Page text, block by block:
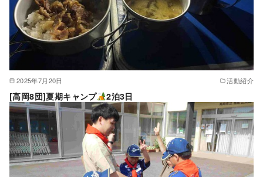
2025年7月20日 活動紹介
[高岡8団]夏期キャンプ 2泊3日